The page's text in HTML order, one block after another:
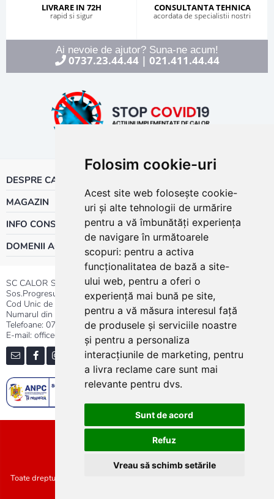
Folosim cookie-uri
Acest site web folosește cookie-
uri și alte tehnologii de urmărire
pentru a vă îmbunătăți experiența
de navigare în următoarele
scopuri: pentru a activa
funcționalitatea de bază a site-
ului web, pentru a oferi o
experiență mai bună pe site,
pentru a vă măsura interesul față
de produsele și serviciile noastre
și pentru a personaliza
interacțiunile de marketing, pentru
a livra reclame care sunt mai
relevante pentru dvs.
Sunt de acord
Refuz
Vreau să schimb setările
LIVRARE IN 72H
rapid si sigur
CONSULTANTA TEHNICA
acordata de specialistii nostri
Ai nevoie de ajutor? Suna-ne acum!
0737.23.44.44| 021.411.44.44
DESPRE CALOR
MAGAZIN
INFO CONSUMATOR
DOMENII ACTIVITATE
SC CALOR SRL
Sos.Progresului nr.30-40, Sector 5, Bucuresti
Cod Unic de Inregistrare: RO 3004724
Numarul din Registrul Comertului:J40/13176/1991
Telefoane: 0737.23.44.44|021.411.44.44
E-mail: office@calor.ro
Toate drepturile rezervate SC Calor SRL :: Copyright 2021 :: Realizat de